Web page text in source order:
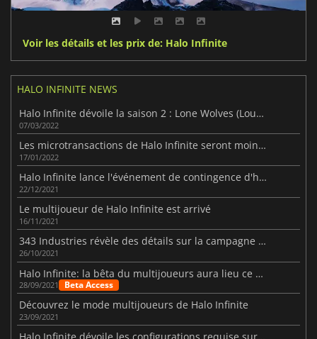
Voir les détails et les prix de: Halo Infinite
HALO INFINITE NEWS
Halo Infinite dévoile la saison 2 : Lone Wolves (Loups solitaires)
07/03/2022
Les microtransactions de Halo Infinite seront moins chères
17/01/2022
Halo Infinite lance l'événement de contingence d'hiver
22/12/2021
Le multijoueur de Halo Infinite est arrivé
16/11/2021
343 Industries révèle des détails sur la campagne de Halo Infinite
26/10/2021
Halo Infinite: la bêta du multijoueurs aura lieu ce week-end
28/09/2021 Beta Access
Découvrez le mode multijoueurs de Halo Infinite
23/09/2021